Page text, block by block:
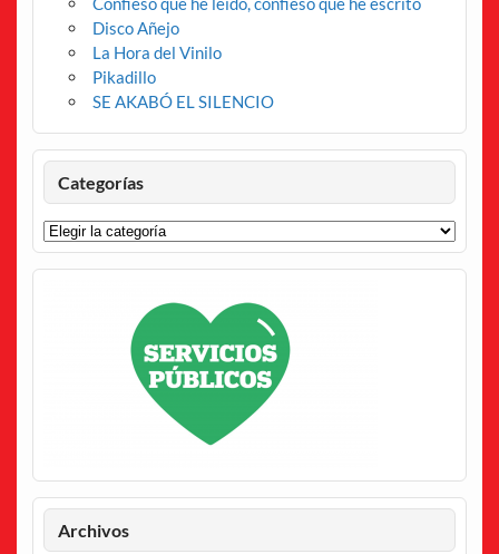
Disco Añejo
La Hora del Vinilo
Pikadillo
SE AKABÓ EL SILENCIO
Categorías
Categorías
Archivos